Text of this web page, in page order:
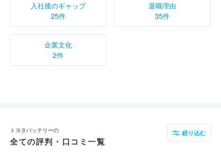
入社後のギャップ
25件
退職理由
35件
企業文化
2件
トヨタバッテリーの
全ての評判・口コミ一覧
絞り込む